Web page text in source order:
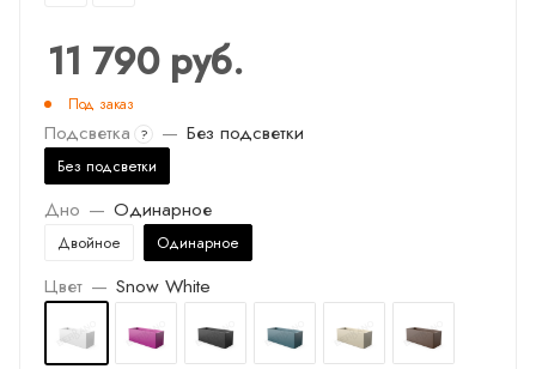
11 790руб.
Под заказ
Подсветка ? — Без подсветки
Без подсветки
Дно — Одинарное
Двойное Одинарное
Цвет — Snow White